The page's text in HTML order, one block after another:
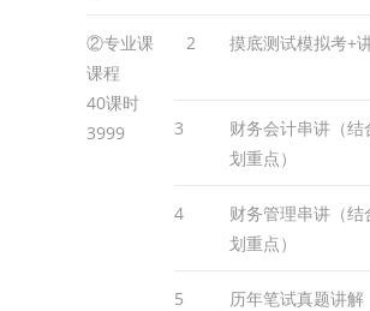
②专业课
课程
40课时
3999
2 摸底测试模拟考+
3
财务会计串讲（
划重点）
4
财务管理串讲（
划重点）
5 历年笔试真题讲解